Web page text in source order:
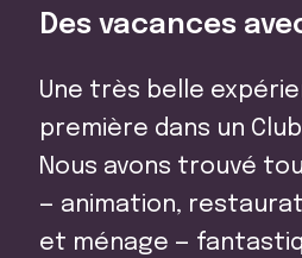
Des vacances
Une très belle
première dans un
Nous avons trouvé
— animation,
et ménage —
Piscine
Animation
Offres
Attractions
Contacts